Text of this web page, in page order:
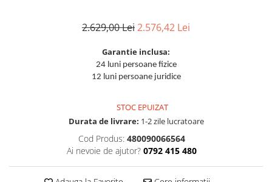
Accesorii sudura in puncte
Accesorii tras tabla-tinichigerie
Generatoare electrice
Generatoare Insonorizate
2.629,00 Lei2.576,42 Lei
Garantie inclusa:
24 luni persoane fizice
12 luni persoane juridice
STOC EPUIZAT
Durata de livrare: 1-2 zile lucratoare
Cod Produs: 480090066564
Ai nevoie de ajutor? 0792 415 480